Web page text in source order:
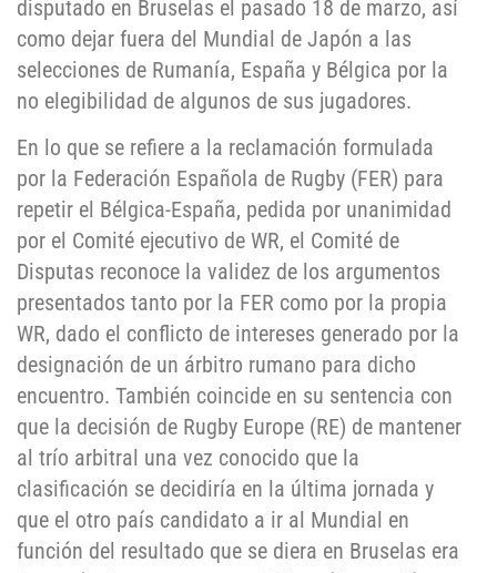
disputado en Bruselas el pasado 18 de marzo, así
como dejar fuera del Mundial de Japón a las
selecciones de Rumanía, España y Bélgica por la
no elegibilidad de algunos de sus jugadores.
En lo que se refiere a la reclamación formulada
por la Federación Española de Rugby (FER) para
repetir el Bélgica-España, pedida por unanimidad
por el Comité ejecutivo de WR, el Comité de
Disputas reconoce la validez de los argumentos
presentados tanto por la FER como por la propia
WR, dado el conflicto de intereses generado por la
designación de un árbitro rumano para dicho
encuentro. También coincide en su sentencia con
que la decisión de Rugby Europe (RE) de mantener
al trío arbitral una vez conocido que la
clasificación se decidiría en la última jornada y
que el otro país candidato a ir al Mundial en
función del resultado que se diera en Bruselas era